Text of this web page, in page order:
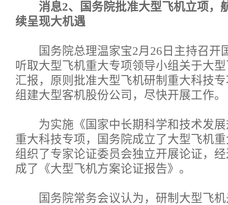
消息2、国务院批准大型飞机立项，
续呈现大机遇
国务院总理温家宝2月26日主持召开
听取大型飞机重大专项领导小组关于大
汇报，原则批准大型飞机研制重大科技
组建大型客机股份公司，尽快开展工作。
为实施《国家中长期科学和技术发展
重大科技专项，国务院成立了大型飞机
组织了专家论证委员会独立开展论证，
成了《大型飞机方案论证报告》。
国务院常务会议认为，研制大型飞机